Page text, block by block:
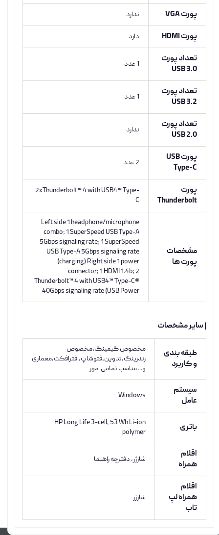
پورت VGA ندارد
پورت HDMI دارد
تعداد پورت
USB 3.0
1 عدد
تعداد پورت
USB 3.2
1 عدد
تعداد پورت
USB 2.0
ندارد
پورت USB
Type-C
2 عدد
پورت
Thunderbolt
2xThunderbolt™ 4 with USB4™ Type-
C
مشخصات
پورت ها
Left side 1 headphone/microphone
combo; 1 SuperSpeed USB Type-A
5Gbps signaling rate; 1 SuperSpeed
USB Type-A 5Gbps signaling rate
(charging) Right side 1 power
connector; 1 HDMI 1.4b; 2
Thunderbolt™ 4 with USB4™ Type-C®
40Gbps signaling rate (USB Power
| سایر مشخصات
طبقه بندی
و کاربرد
مخصوص گیمینگ،مخصوص
رندرینگ،تدوین،فتوشاپ،افترافکت،معماری
و... مناسب تمامی امور
سیستم
عامل
Windows
باتری
HP Long Life 3-cell, 53 Wh Li-ion
polymer
اقلام
همراه
شارژر، دفترچه راهنما
اقلام
همراه لپ
تاب
شارژر